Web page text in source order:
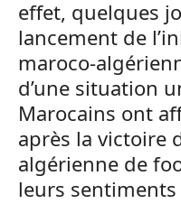
effet, quelques
lancement de
maroco-
d’une situation
Marocains ont
après la victoire
algérienne de
leurs sentiments